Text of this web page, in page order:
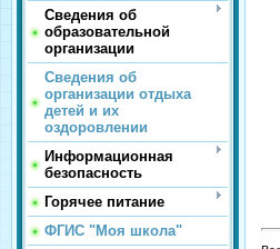
Сведения об
образовательной
организации
Сведения об
организации отдыха
детей и их
оздоровлении
Информационная
безопасность
Горячее питание
ФГИС "Моя школа"